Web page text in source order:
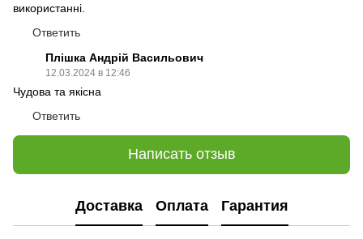
використанні.
Ответить
Плішка Андрій Васильович
12.03.2024 в 12:46
Чудова та якісна
Ответить
Написать отзыв
Доставка Оплата Гарантия